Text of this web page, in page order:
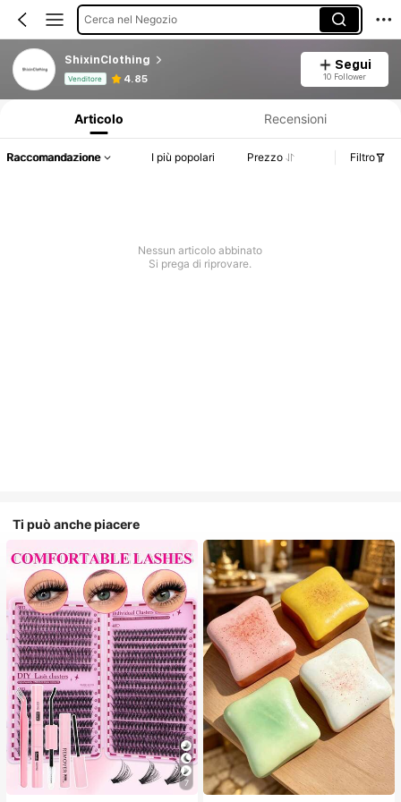
Cerca nel Negozio
ShixinClothing
Venditore 4.85
Segui
10 Follower
Articolo Recensioni
Raccomandazione I più popolari Prezzo Filtro
Nessun articolo abbinato
Si prega di riprovare.
Ti può anche piacere
7